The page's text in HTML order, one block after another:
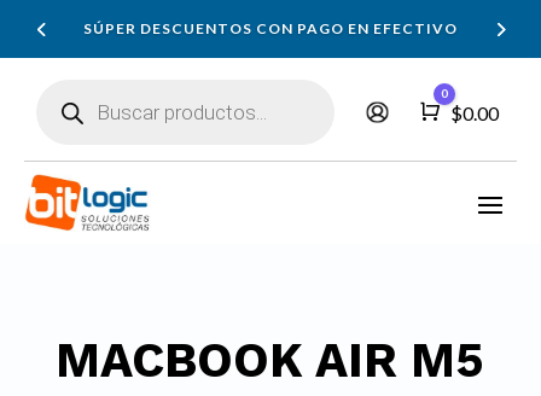
SÚPER DESCUENTOS CON PAGO EN EFECTIVO
productos
Carro
0
$0.00
MACBOOK AIR M5